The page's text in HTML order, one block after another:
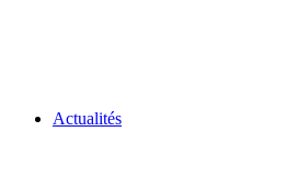
Actualités